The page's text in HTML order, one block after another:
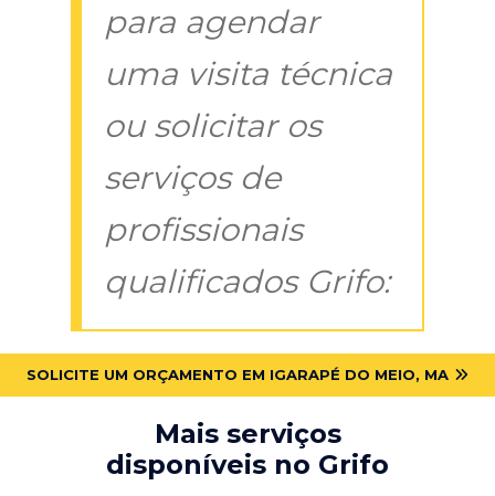
para agendar
uma visita técnica
ou solicitar os
serviços de
profissionais
qualificados Grifo:
SOLICITE UM ORÇAMENTO EM IGARAPÉ DO MEIO, MA
Mais serviços
disponíveis no Grifo